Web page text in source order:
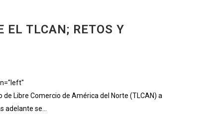
EL TLCAN; RETOS Y
Libre Comercio de América del Norte (TLCAN) a
se...